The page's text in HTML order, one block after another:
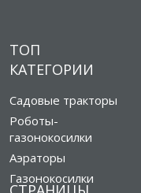
ТОП
КАТЕГОРИИ
Садовые тракторы
Роботы-
газонокосилки
Аэраторы
Газонокосилки